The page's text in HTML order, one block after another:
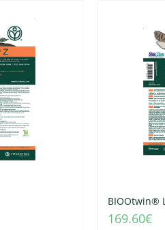
BIOOtwin® L
169.60€